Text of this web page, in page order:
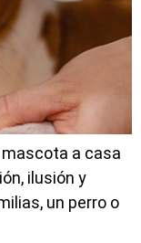
mascota a casa
ilusión y
un perro o